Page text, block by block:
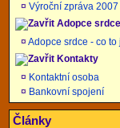
¤ Výroční zpráva 2007
Adopce srdce
¤ Adopce srdce - co to
Kontakty
¤ Kontaktní osoba
¤ Bankovní spojení
Články